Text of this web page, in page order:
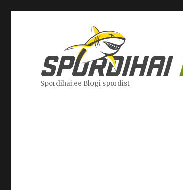
Spordihai.ee Blogi spordist